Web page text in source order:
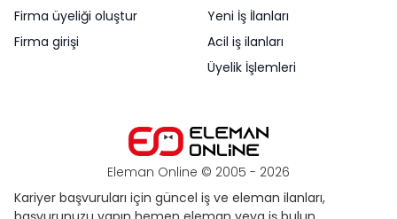
Eleman Online © 2005 - 2026
Kariyer başvuruları için güncel iş ve eleman ilanları,
Firma üyeliği oluştur
Firma girişi
Yeni İş İlanları
Acil iş ilanları
Üyelik İşlemleri